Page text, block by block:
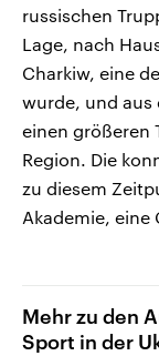
russischen
Lage, nach
Charkiw, eine
wurde, und aus
einen größeren
Region. Die
zu diesem
Akademie, eine
Mehr zu den
Sport in der